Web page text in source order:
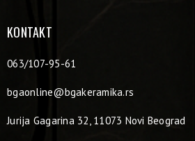
KONTAKT
063/107-95-61
bgaonline@bgakeramika.rs
Jurija Gagarina 32, 11073 Novi Beograd